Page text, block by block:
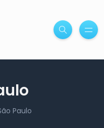
Paulo